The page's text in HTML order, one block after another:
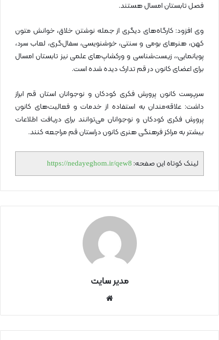
فصل تابستان امسال هستند.
وی افزود: کارگاه‌های دیگری از جمله نوشتن خلاق، خوانش متون
کهن، هنرهای بومی و سنتی، خوشنویسی، سفال‌گری، لعاب سرد،
پویانمایی،، زیست‌شناسی و ورکشاپ‌های علمی نیز تابستان امسال
برای اعضای کانون در قم تدارک دیده شده است.
سرپرست کانون پرورش فکری کودکان و نوجوانان استان قم ابراز
داشت: علاقه‌مندان به استفاده از خدمات و فعالیت‌های کانون
پرورش فکری کودکان و نوجوانان می‌توانند برای دریافت اطلاعات
بیشتر به مراکز فرهنگی هنری کانون دراستان قم مراجعه کنند.
لینک کوتاه این صفحه: https://nedayeghom.ir/qew8
مدیر سایت
نتی